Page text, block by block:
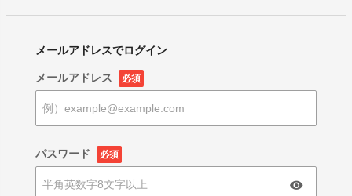
メールアドレスでログイン
メールアドレス 必須
パスワード 必須